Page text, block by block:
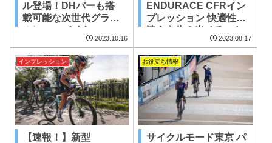
ル登場！DHバーも搭
載可能な次世代グラベ
ルレースバイク
2023.10.16
ENDURACE CFRイン
プレッション 快適性は
速さを生み出せるのか
2023.08.17
インプレッション
【速報！】新型
お役立ち情報
サイクルモード東京 パ